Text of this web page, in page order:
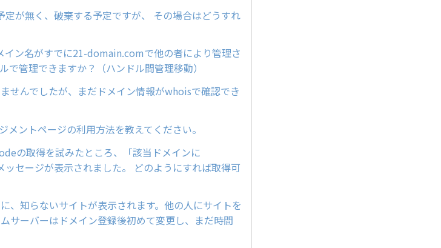
が無く、破棄する予定ですが、 その場合はどうすれ
イン名がすでに21-domain.comで他の者により管理さ
で管理できますか？（ハンドル間管理移動）
せんでしたが、まだドメイン情報がwhoisで確認でき
ントページの利用方法を教えてください。
の取得を試みたところ、「該当ドメインに
セージが表示されました。 どのようにすれば取得可
、知らないサイトが表示されます。他の人にサイトを
サーバーはドメイン登録後初めて変更し、まだ時間